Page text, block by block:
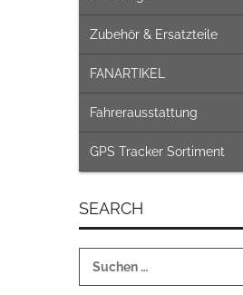
Zubehör & Ersatzteile
FANARTIKEL
Fahrerausstattung
GPS Tracker Sortiment
SEARCH
nach: